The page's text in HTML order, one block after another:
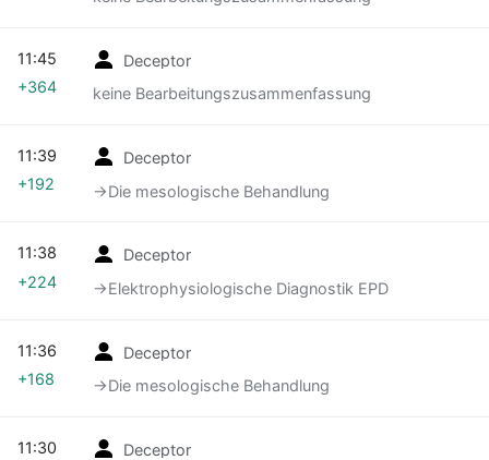
Deceptor
keine Bearbeitungszusammenfassung
11:45
+364
Deceptor
→‎Die mesologische Behandlung
11:39
+192
Deceptor
→‎Elektrophysiologische Diagnostik EPD
11:38
+224
Deceptor
→‎Die mesologische Behandlung
11:36
+168
Deceptor
11:30